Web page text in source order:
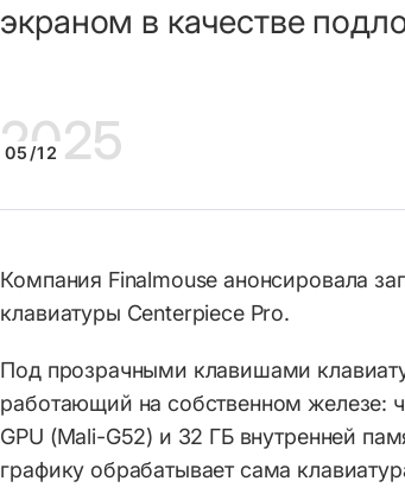
экраном в качестве
20
05/12 25
Компания Finalmouse анонсировала
клавиатуры Centerpiece Pro.
Под прозрачными клавишами
работающий на собственном железе:
GPU (Mali-G52) и 32 ГБ внутренней
графику обрабатывает сама